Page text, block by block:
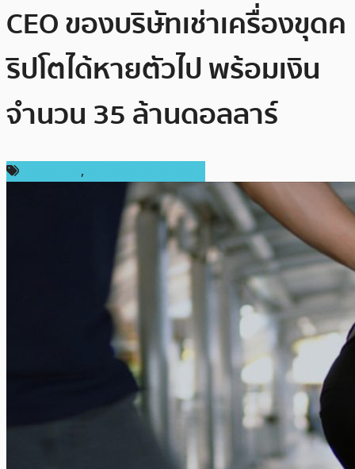
CEO ของบริษัทเช่าเครื่องขุดค
ริปโตได้หายตัวไป พร้อมเงิน
จำนวน 35 ล้านดอลลาร์
,